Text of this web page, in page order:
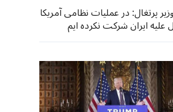
پرتغال: در عملیات نظامی آمریکا
علیه ایران شرکت نکرده ایم